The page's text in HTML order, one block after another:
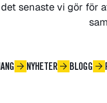
senaste vi gör för
NYHETER BLOGG